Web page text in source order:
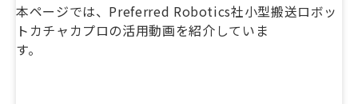
本ページでは、Preferred Robotics社小型搬送ロボッ
トカチャカプロの活用動画を紹介していま
す。